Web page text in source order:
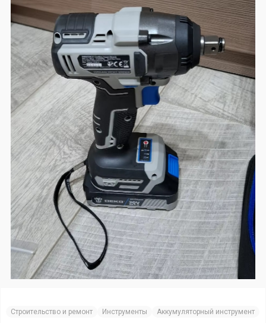
Строительство и ремонт Инструменты Аккумуляторный инструмент